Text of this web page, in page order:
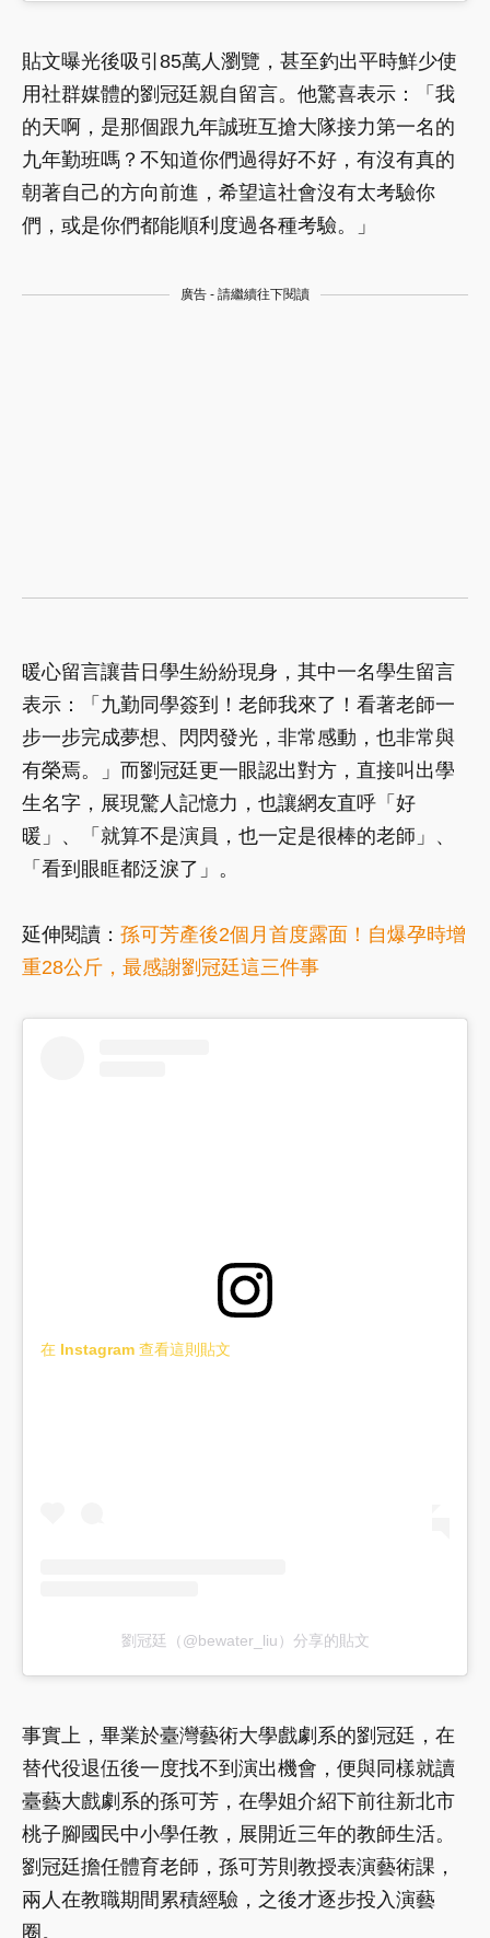
貼文曝光後吸引85萬人瀏覽，甚至釣出平時鮮少使
用社群媒體的劉冠廷親自留言。他驚喜表示：「我
的天啊，是那個跟九年誠班互搶大隊接力第一名的
九年勤班嗎？不知道你們過得好不好，有沒有真的
朝著自己的方向前進，希望這社會沒有太考驗你
們，或是你們都能順利度過各種考驗。」
廣告 - 請繼續往下閱讀
暖心留言讓昔日學生紛紛現身，其中一名學生留言
表示：「九勤同學簽到！老師我來了！看著老師一
步一步完成夢想、閃閃發光，非常感動，也非常與
有榮焉。」而劉冠廷更一眼認出對方，直接叫出學
生名字，展現驚人記憶力，也讓網友直呼「好
暖」、「就算不是演員，也一定是很棒的老師」、
「看到眼眶都泛淚了」。
延伸閱讀： 孫可芳產後2個月首度露面！自爆孕時增
重28公斤，最感謝劉冠廷這三件事
在 Instagram 查看這則貼文
劉冠廷（@bewater_liu）分享的貼文
事實上，畢業於臺灣藝術大學戲劇系的劉冠廷，在
替代役退伍後一度找不到演出機會，便與同樣就讀
臺藝大戲劇系的孫可芳，在學姐介紹下前往新北市
桃子腳國民中小學任教，展開近三年的教師生活。
劉冠廷擔任體育老師，孫可芳則教授表演藝術課，
兩人在教職期間累積經驗，之後才逐步投入演藝
圈。